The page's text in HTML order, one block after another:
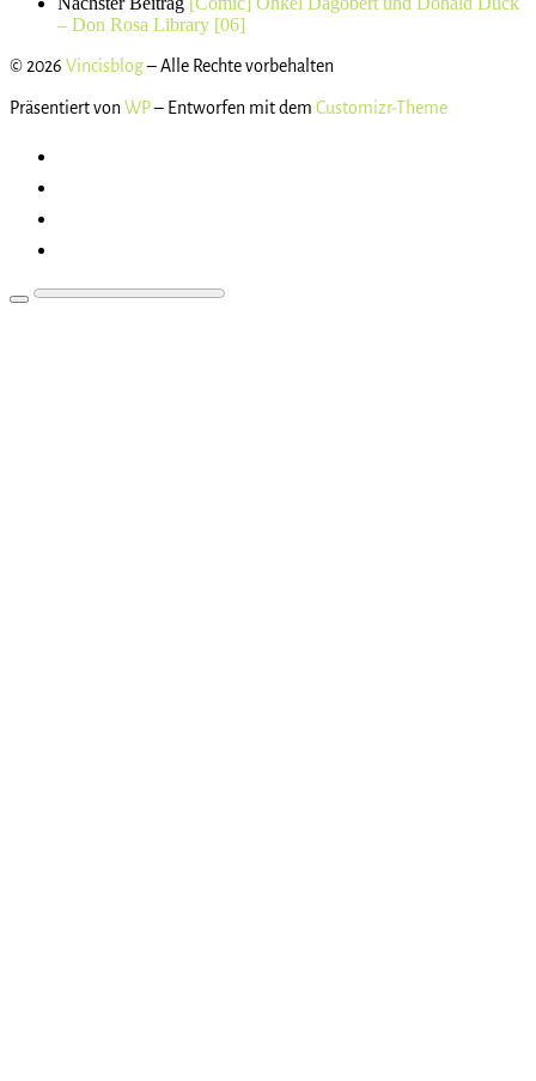
– Don Rosa Library [06]
© 2026 Vincisblog– Alle Rechte vorbehalten
Präsentiert von WP– Entworfen mit dem Customizr-Theme